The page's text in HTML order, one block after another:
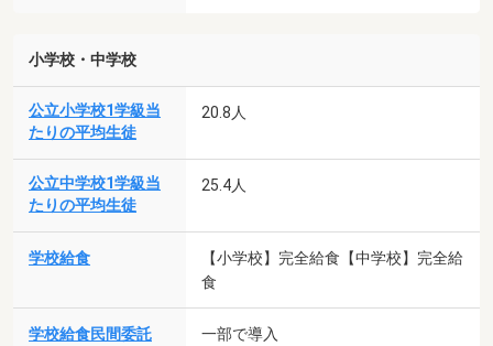
小学校・中学校
公立小学校1学級当
たりの平均生徒
20.8人
公立中学校1学級当
たりの平均生徒
25.4人
学校給食
【小学校】完全給食【中学校】完全給
食
学校給食民間委託 一部で導入